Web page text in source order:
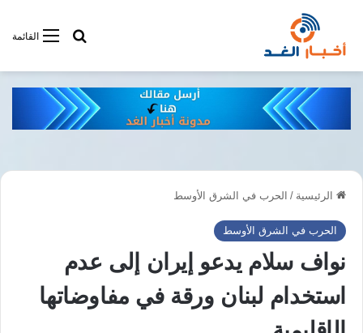
القائمةأبحت فى
الرئيسية / الحرب في الشرق الأوسط
الحرب في الشرق الأوسط
نواف سلام يدعو إيران إلى عدم
استخدام لبنان ورقة في مفاوضاتها